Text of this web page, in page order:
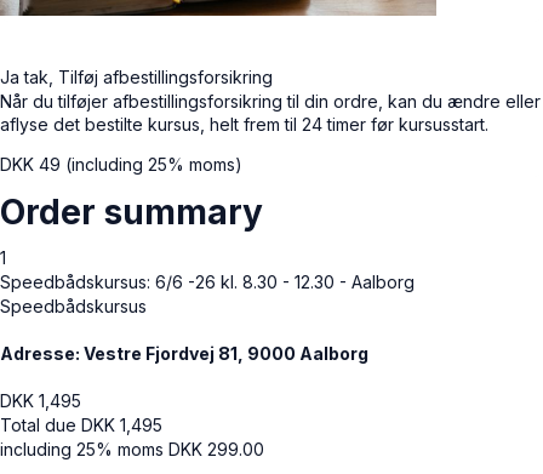
Ja tak, Tilføj afbestillingsforsikring
Når du tilføjer afbestillingsforsikring til din ordre, kan du ændre eller
aflyse det bestilte kursus, helt frem til 24 timer før kursusstart.
DKK 49 (including 25% moms)
Order summary
1
Speedbådskursus: 6/6 -26 kl. 8.30 - 12.30 - Aalborg
Speedbådskursus
Adresse: Vestre Fjordvej 81, 9000 Aalborg
DKK 1,495
Total due DKK 1,495
including 25% moms DKK 299.00